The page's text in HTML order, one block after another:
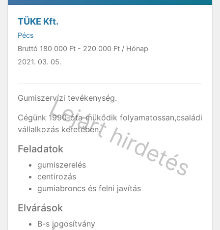
TÜKE Kft.
Pécs
Bruttó 180 000 Ft - 220 000 Ft / Hónap
2021. 03. 05.
Gumiszervízi tevékenység.
Cégünk 1990-óta mükődik folyamatossan,családi
vállalkozás keretében.
Feladatok
gumiszerelés
centirozás
gumiabroncs és felni javítás
Elvárások
B-s jogosítvány